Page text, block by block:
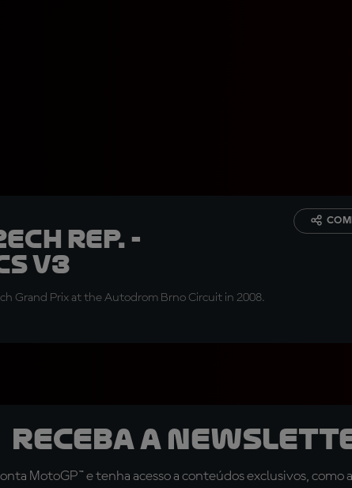
Rep. -
V3
Grand Prix at the Autodrom Brno Circuit in 2008.
Receba a
MotoGP™ e tenha acesso a conteúdos exclusivos,